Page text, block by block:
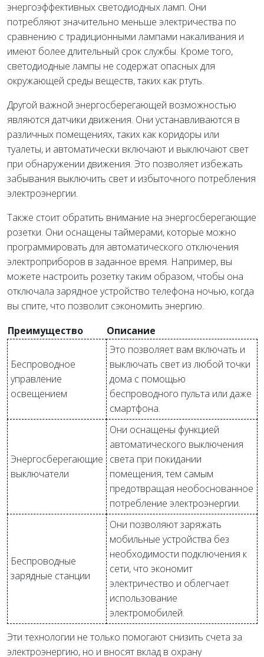
энергоэффективных светодиодных ламп. Они
потребляют значительно меньше электричества по
сравнению с традиционными лампами накаливания и
имеют более длительный срок службы. Кроме того,
светодиодные лампы не содержат опасных для
окружающей среды веществ, таких как ртуть.
Другой важной энергосберегающей возможностью
являются датчики движения. Они устанавливаются в
различных помещениях, таких как коридоры или
туалеты, и автоматически включают и выключают свет
при обнаружении движения. Это позволяет избежать
забывания выключить свет и избыточного потребления
электроэнергии.
Также стоит обратить внимание на энергосберегающие
розетки. Они оснащены таймерами, которые можно
программировать для автоматического отключения
электроприборов в заданное время. Например, вы
можете настроить розетку таким образом, чтобы она
отключала зарядное устройство телефона ночью, когда
вы спите, что позволит сэкономить энергию.
Преимущество
Описание
Беспроводное
управление
освещением
Это позволяет вам включать и
выключать свет из любой точки
дома с помощью
беспроводного пульта или даже
смартфона.
Энергосберегающие
выключатели
Они оснащены функцией
автоматического выключения
света при покидании
помещения, тем самым
предотвращая необоснованное
потребление электроэнергии.
Беспроводные
зарядные станции
Они позволяют заряжать
мобильные устройства без
необходимости подключения к
сети, что экономит
электричество и облегчает
использование
электромобилей.
Эти технологии не только помогают снизить счета за
электроэнергию, но и вносят вклад в охрану